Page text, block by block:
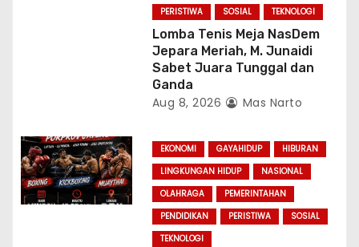
PERISTIWA
SOSIAL TEKNOLOGI
Lomba Tenis Meja NasDem
Jepara Meriah, M. Junaidi
Sabet Juara Tunggal dan
Ganda
Aug 8, 2026 Mas Narto
EKONOMI GAYAHIDUP
HIBURAN
LINGKUNGAN HIDUP
NASIONAL
OLAHRAGA
PEMERINTAHAN
PENDIDIKAN
PERISTIWA
SOSIAL
TEKNOLOGI